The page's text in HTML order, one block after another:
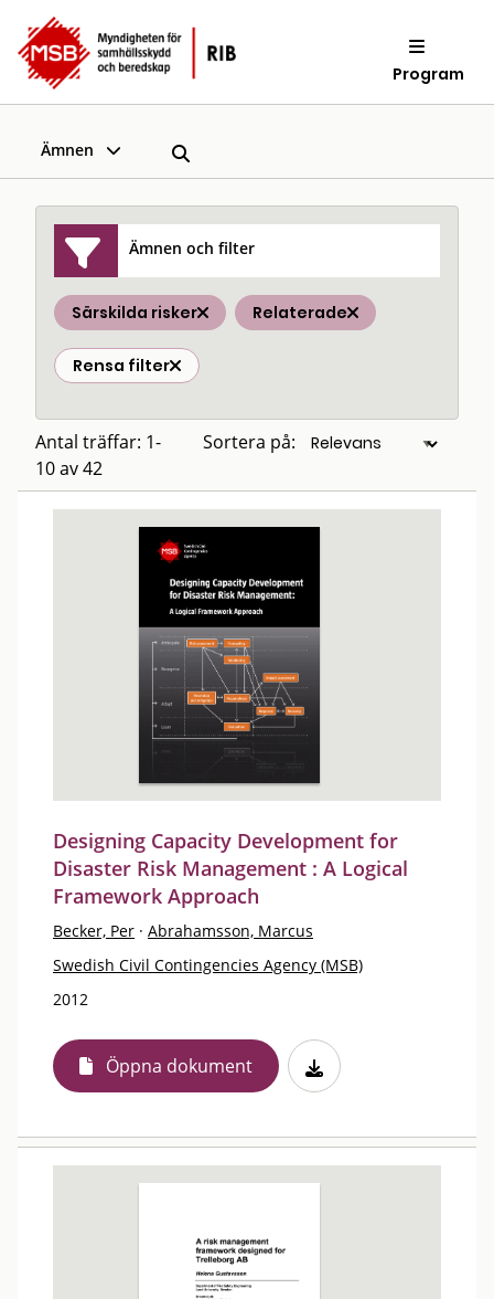
Program
Ämnen
Ämnen och filter
Särskilda risker Relaterade
Rensa filter
Antal träffar: 1-
10 av 42
Sortera på:
Designing Capacity Development for
Disaster Risk Management : A Logical
Framework Approach
Becker, Per · Abrahamsson, Marcus
Swedish Civil Contingencies Agency (MSB)
2012
Öppna dokument